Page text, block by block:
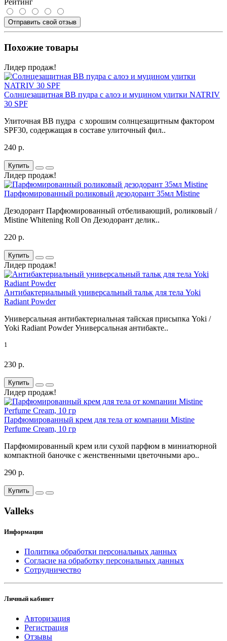
Рейтинг
Отправить свой отзыв
Похожие товары
Лидер продаж!
Солнцезащитная ВВ пудра с алоэ и муцином улитки NATRIV
30 SPF
Улиточная ВВ пудра с хорошим солнцезащитным фактором
SPF30, содержащая в составе улиточный фил..
240 р.
Купить
Лидер продаж!
Парфюмированный роликовый дезодорант 35мл Mistine
Дезодорант Парфюмированный отбеливающий, роликовый /
Mistine Whitening Roll On Дезодорант делик..
220 р.
Купить
Лидер продаж!
Антибактериальный универсальный тальк для тела Yoki
Radiant Powder
Универсальная антибактериальная тайская присыпка Yoki /
Yoki Radiant Powder Универсальная антибакте..
1
230 р.
Купить
Лидер продаж!
Парфюмированный крем для тела от компании Mistine
Perfume Cream, 10 гр
Парфюмированный крем или сухой парфюм в миниатюрной
компактной баночке с женственными цветочными аро..
290 р.
Купить
Valleks
Информация
Политика обработки персональных данных
Согласие на обработку персональных данных
Сотрудничество
Личный кабинет
Авторизация
Регистрация
Отзывы